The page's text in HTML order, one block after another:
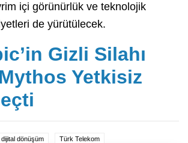
içi görünürlük ve teknolojik
de yürütülecek.
Gizli Silahı
Yetkisiz
dijital dönüşüm Türk Telekom